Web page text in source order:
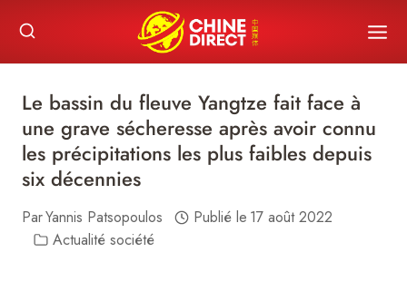
content
Le bassin du fleuve Yangtze fait face à
une grave sécheresse après avoir connu
les précipitations les plus faibles depuis
six décennies
ParYannis Patsopoulos Publié le 17 août 2022
Actualité société